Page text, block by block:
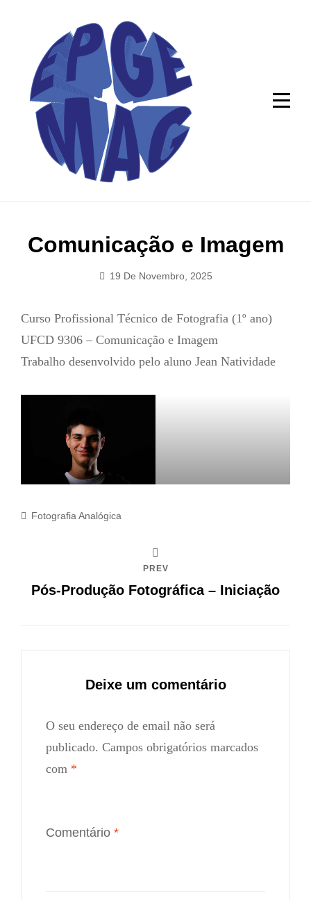
Comunicação e Imagem
19 De Novembro, 2025
Curso Profissional Técnico de Fotografia (1º ano)
UFCD 9306 – Comunicação e Imagem
Trabalho desenvolvido pelo aluno Jean Natividade
Categories
Fotografia Analógica
Navegação
PREV
Pós-Produção Fotográfica – Iniciação
Deixe um comentário
O seu endereço de email não será
publicado. Campos obrigatórios marcados
com *
Comentário *